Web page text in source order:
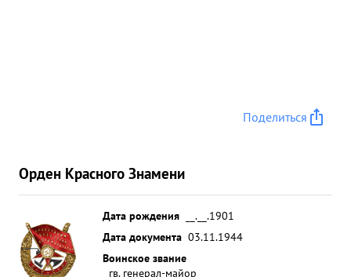
Поделиться
Орден Красного Знамени
Дата рождения
__.__.1901
Дата документа 03.11.1944
Воинское звание
гв. генерал-майор